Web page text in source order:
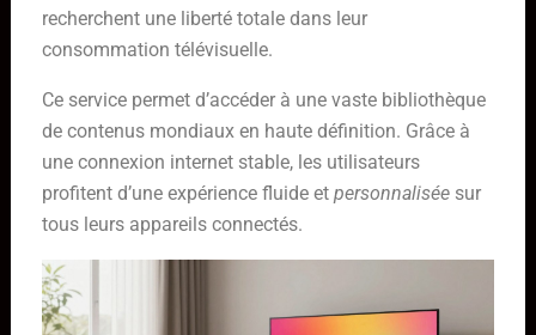
recherchent une liberté totale dans leur
consommation télévisuelle.
Ce service permet d’accéder à une vaste bibliothèque
de contenus mondiaux en haute définition. Grâce à
une connexion internet stable, les utilisateurs
profitent d’une expérience fluide et personnaliséesur
tous leurs appareils connectés.